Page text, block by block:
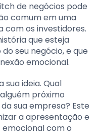
de negócios pode
comum em uma
com os investidores.
que esteja
seu negócio, e que
emocional.
ideia. Qual
próximo
sua empresa? Este
a apresentação e
com o